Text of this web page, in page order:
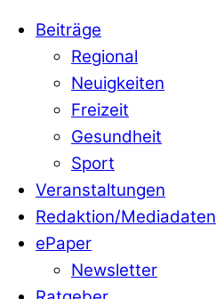
Beiträge
Regional
Neuigkeiten
Freizeit
Gesundheit
Sport
Veranstaltungen
Redaktion/Mediadaten
ePaper
Newsletter